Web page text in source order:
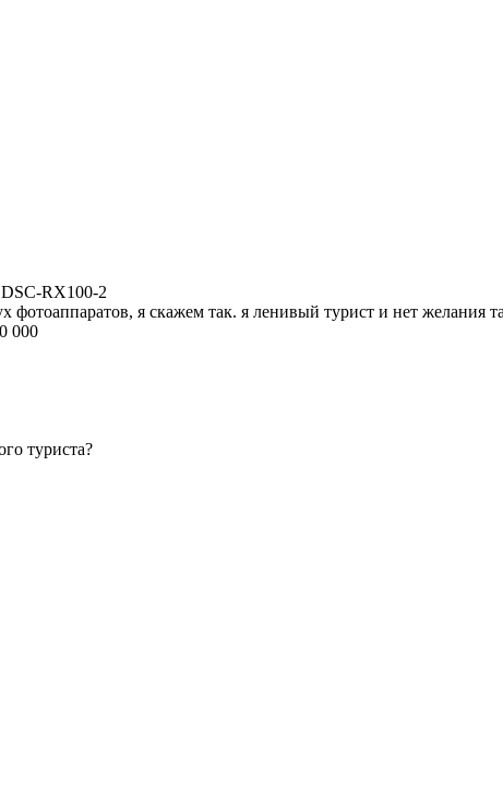
RX100-2
фотоаппаратов, я скажем так. я ленивый турист и нет желания
000
туриста?